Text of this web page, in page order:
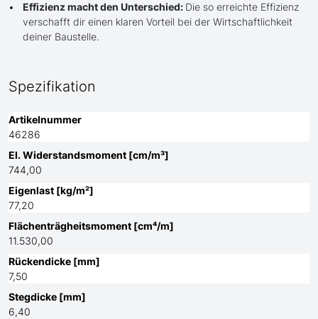
Effizienz macht den Unterschied: Die so erreichte Effizienz
verschafft dir einen klaren Vorteil bei der Wirtschaftlichkeit
deiner Baustelle.
Spezifikation
Artikelnummer
46286
El. Widerstandsmoment [cm/m³]
744,00
Eigenlast [kg/m²]
77,20
Flächenträgheitsmoment [cm⁴/m]
11.530,00
Rückendicke [mm]
7,50
Stegdicke [mm]
6,40